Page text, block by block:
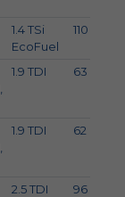
1.4 TSi
EcoFuel
110
1.9 TDI 63
1.9 TDI 62
2.5 TDI 96